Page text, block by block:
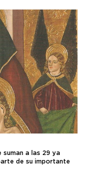
suman a las 29 ya
de su importante